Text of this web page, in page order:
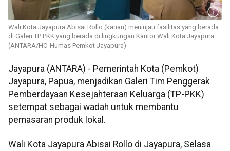
Wali Kota Jayapura Abisai Rollo (kanan) meninjau fasilitas yang berada
di Galeri TP PKK yang berada di lingkungan Kantor Wali Kota Jayapura
(ANTARA/HO-Humas Pemkot Jayapura)
Jayapura (ANTARA) - Pemerintah Kota (Pemkot)
Jayapura, Papua, menjadikan Galeri Tim Penggerak
Pemberdayaan Kesejahteraan Keluarga (TP-PKK)
setempat sebagai wadah untuk membantu
pemasaran produk lokal.
Wali Kota Jayapura Abisai Rollo di Jayapura, Selasa